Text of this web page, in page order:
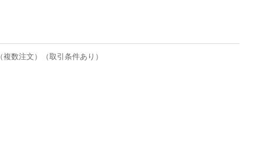
数注文）（取引条件あり）